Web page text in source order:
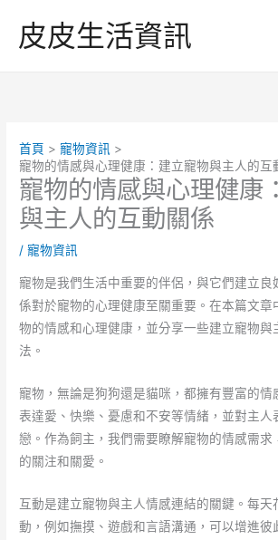
皮皮生活資訊
首頁
寵物資訊
寵物的情感與心理健康：建立寵物與主人的互
寵物的情感與心理健康
與主人的互動關係
/寵物資訊
寵物是我們生活中重要的伴侶，與它們建立良
係對於寵物的心理健康至關重要。在本篇文章
物的情感和心理健康，並分享一些建立寵物與
法。
寵物，無論是狗狗還是貓咪，都擁有豐富的情
表達愛、快樂、憂慮和不安等情緒，並對主人
戀。作為飼主，我們需要瞭解寵物的情感需求
的關注和關愛。
互動是建立寵物與主人情感連結的關鍵。每天
動，例如撫摸、遊戲和言語溝通，可以增進彼